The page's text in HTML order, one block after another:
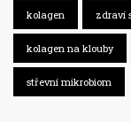
kolagen zdraví
kolagen na klouby
střevní mikrobiom